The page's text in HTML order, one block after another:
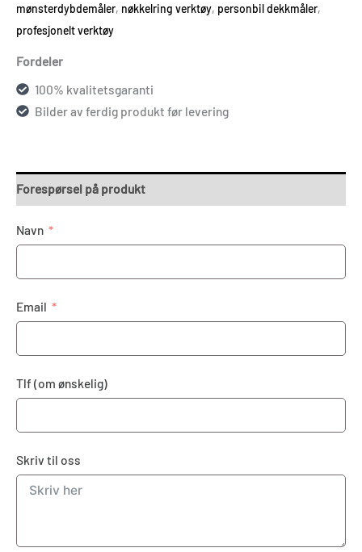
mønsterdybdemåler, nøkkelring verktøy, personbil dekkmåler,
profesjonelt verktøy
Fordeler
100% kvalitetsgaranti
Bilder av ferdig produkt før levering
Forespørsel på produkt
Navn
Email
Tlf (om ønskelig)
Skriv til oss